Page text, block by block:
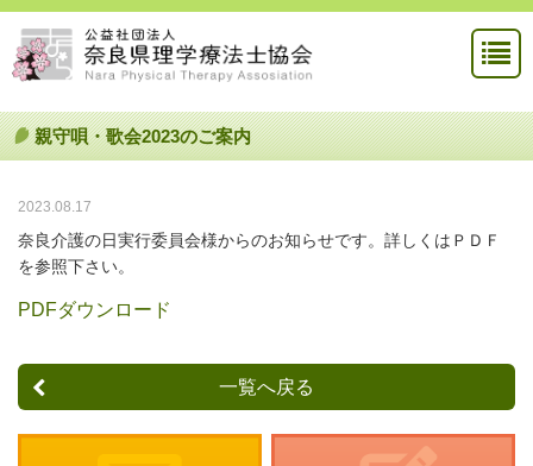
親守唄・歌会2023のご案内
2023.08.17
奈良介護の日実行委員会様からのお知らせです。 詳しくはＰＤＦ
を参照下さい。
PDFダウンロード
一覧へ戻る